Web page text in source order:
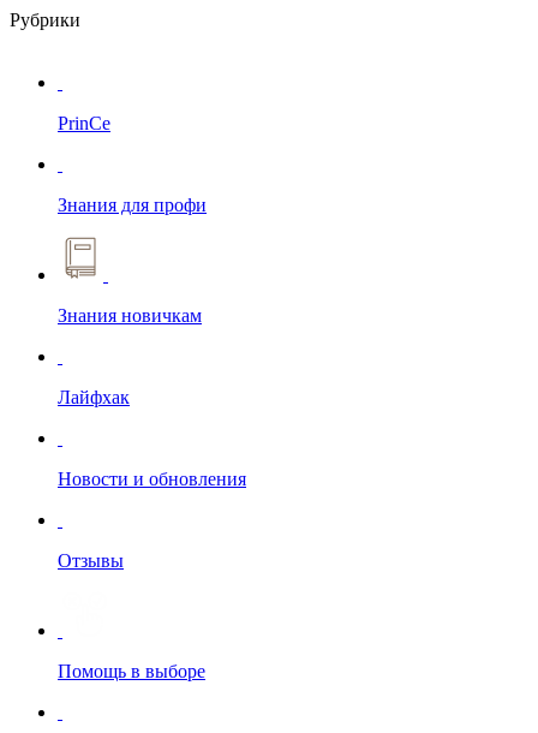
Рубрики
PrinCe
Знания для профи
Знания новичкам
Лайфхак
Новости и обновления
Отзывы
Помощь в выборе